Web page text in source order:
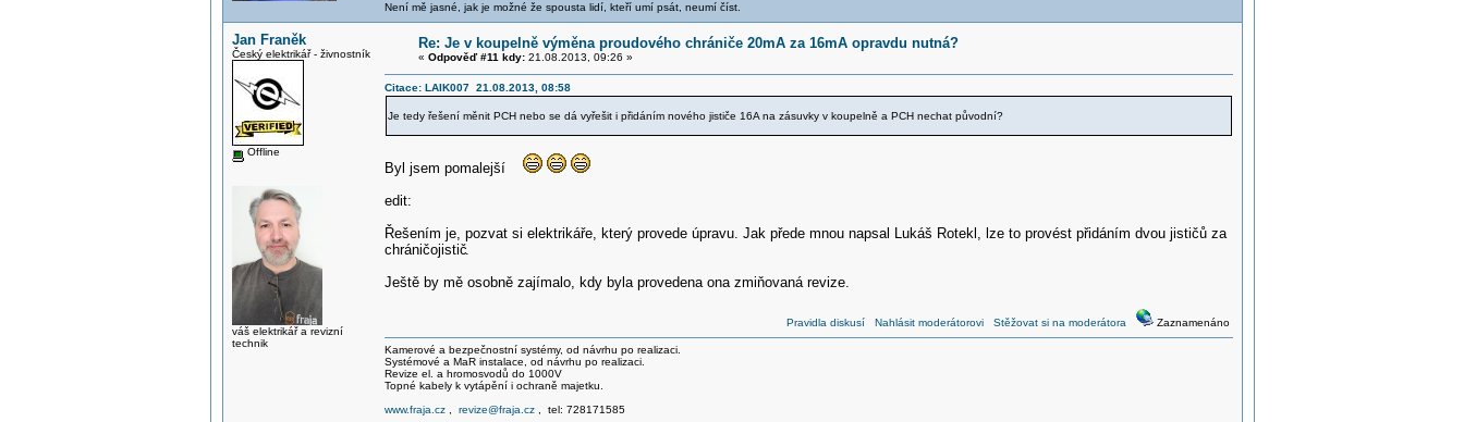
Není mě jasné, jak je možné že spousta lidí, kteří umí psát, neumí číst.
Jan Franěk
Český elektrikář - živnostník
Offline
váš elektrikář a revizní
technik
Re: Je v koupelně výměna proudového chrániče 20mA za 16mA opravdu nutná?
« Odpověď #11 kdy:21.08.2013, 09:26 »
Citace: LAIK007 21.08.2013, 08:58
Je tedy řešení měnit PCH nebo se dá vyřešit i přidáním nového jističe 16A na zásuvky v koupelně a PCH nechat původní?
Byl jsem pomalejší
edit:
Řešením je, pozvat si elektrikáře, který provede úpravu. Jak přede mnou napsal Lukáš Rotekl, lze to provést přidáním dvou jističů za
chráničojistič.
Ještě by mě osobně zajímalo, kdy byla provedena ona zmiňovaná revize.
Pravidla diskusí Nahlásit moderátorovi Stěžovat si na moderátora Zaznamenáno
Kamerové a bezpečnostní systémy, od návrhu po realizaci.
Systémové a MaR instalace, od návrhu po realizaci.
Revize el. a hromosvodů do 1000V
Topné kabely k vytápění i ochraně majetku.
www.fraja.cz, revize@fraja.cz, tel: 728171585